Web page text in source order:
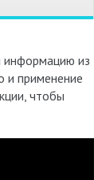
информацию из
и применение
чтобы